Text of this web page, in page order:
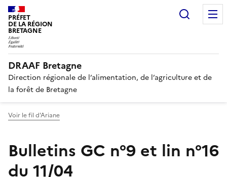
PRÉFET
DE LA RÉGION
BRETAGNE
DRAAF Bretagne
Direction régionale de l’alimentation, de l’agriculture et de
la forêt de Bretagne
Voir le fil d'Ariane
Bulletins GC n°9 et lin n°16
du 11/04